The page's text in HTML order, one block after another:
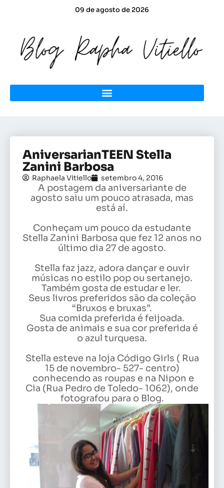
09 de agosto de 2026
AniversarianTEEN Stella
Zanini Barbosa
Raphaela Vitiello setembro 4, 2016
A postagem da aniversariante de
agosto saiu um pouco atrasada, mas
está aí.
Conheçam um pouco da estudante
Stella Zanini Barbosa que fez 12 anos no
último dia 27 de agosto.
Stella faz jazz, adora dançar e ouvir
músicas no estilo pop ou sertanejo.
Também gosta de estudar e ler.
Seus livros preferidos são da coleção
“Bruxos e bruxas”.
Sua comida preferida é feijoada.
Gosta de animais e sua cor preferida é
o azul turquesa.
Stella esteve na loja Código Girls ( Rua
15 de novembro- 527- centro)
conhecendo as roupas e na Nipon e
Cia (Rua Pedro de Toledo- 1062), onde
fotografou para o Blog.